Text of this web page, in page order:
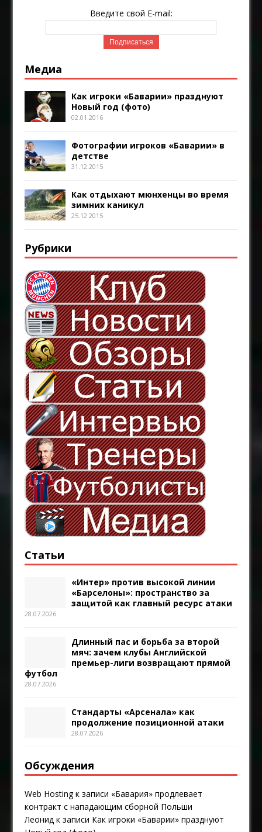
Введите свой E-mail:
Медиа
Как игроки «Баварии» празднуют
Новый год (фото)
02.01.2016
Фотографии игроков «Баварии» в
детстве
31.12.2015
Как отдыхают мюнхенцы во время
зимних каникул
25.12.2015
Рубрики
Статьи
«Интер» против высокой линии
«Барселоны»: пространство за
защитой как главный ресурс атаки
28.07.2026
Длинный пас и борьба за второй
мяч: зачем клубы Английской
премьер-лиги возвращают прямой
футбол
28.07.2026
Стандарты «Арсенала» как
продолжение позиционной атаки
28.07.2026
Обсуждения
Web Hostingк записи «Бавария» продлевает
контракт с нападающим сборной Польши
Леонид к записи Как игроки «Баварии» празднуют